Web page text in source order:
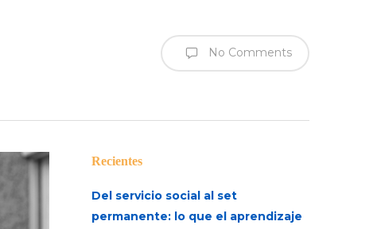
No Comments
Recientes
Del servicio social al set
permanente: lo que el aprendizaje